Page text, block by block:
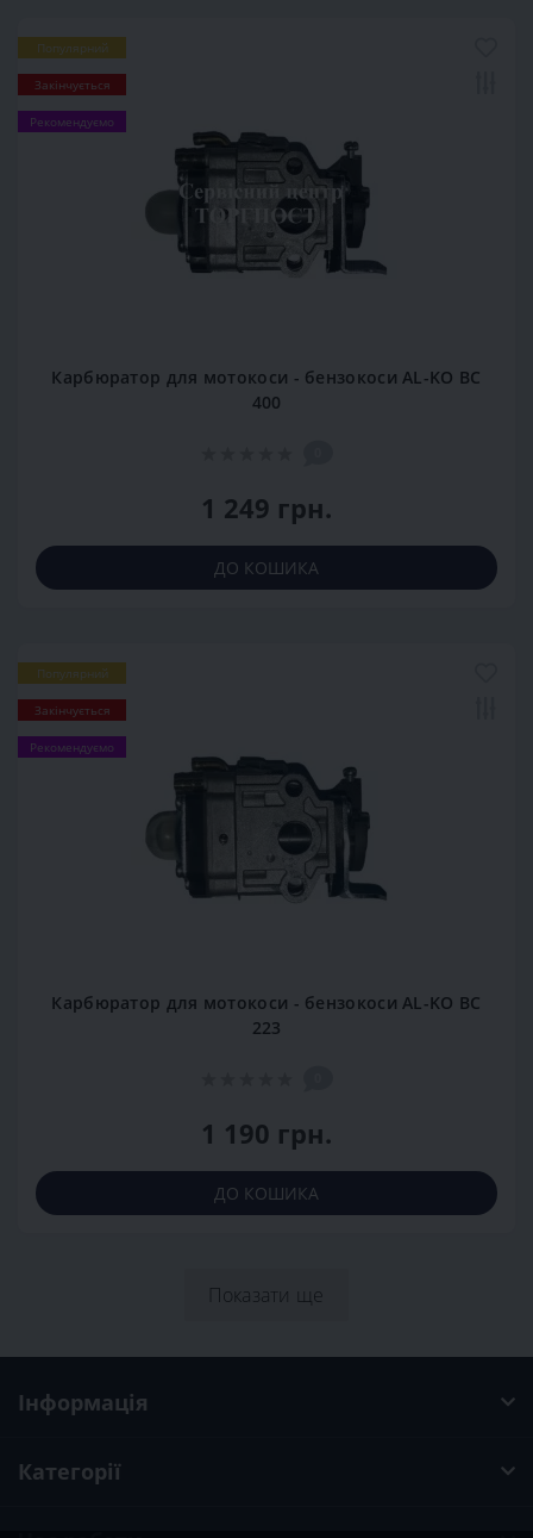
Популярний
Закінчується
Рекомендуємо
Карбюратор для мотокоси - бензокоси AL-KO BC
400
1 249 грн.
ДО КОШИКА
Популярний
Закінчується
Рекомендуємо
Карбюратор для мотокоси - бензокоси AL-KO BC
223
1 190 грн.
ДО КОШИКА
Показати ще
Інформація
Категорії